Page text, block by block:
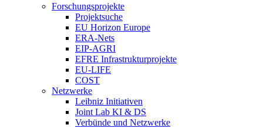
Forschungsprojekte
Projektsuche
EU Horizon Europe
ERA-Nets
EIP-AGRI
EFRE Infrastrukturprojekte
EU-LIFE
COST
Netzwerke
Leibniz Initiativen
Joint Lab KI & DS
Verbünde und Netzwerke